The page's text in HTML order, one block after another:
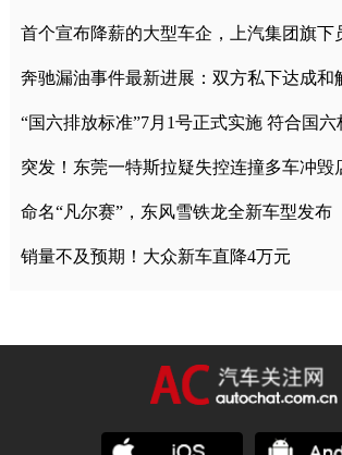
突发！东莞一特斯拉疑失控连撞多车冲毁
命名“凡尔赛”，东风雪铁龙全新车型发布
销量不及预期！大众新车直降4万元